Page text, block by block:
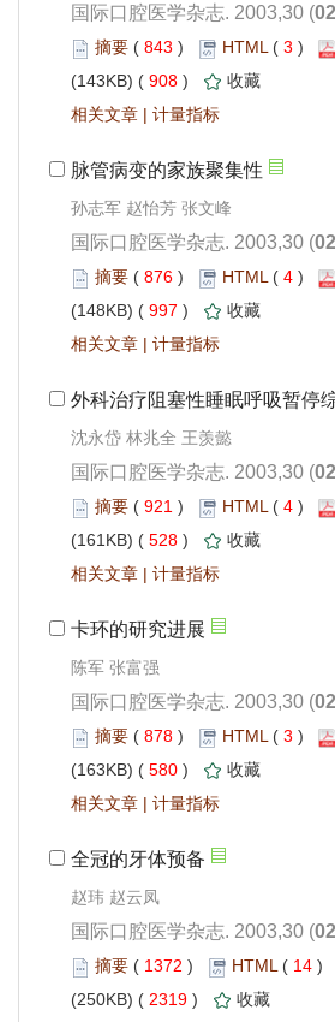
843 ) 3 )
908 )
|
孙志军 赵怡芳 张文峰
876 ) 4 )
997 )
|
沈永岱 林兆全 王羡懿
921 ) 4 )
528 )
|
陈军 张富强
878 ) 3 )
580 )
|
1372 ) 14 )
2319 )